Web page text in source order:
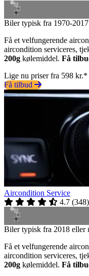
Biler typisk fra 1970-
Få et velfungerende
aircondition serviceres,
200g kølemiddel. Få
Lige nu priser fra 598 kr.*
Få tilbud
Aircondition Service
4.7 (348)
Biler typisk fra 2018 eller
Få et velfungerende
aircondition serviceres,
200g kølemiddel. Få